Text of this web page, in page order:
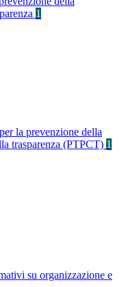
1
la prevenzione della
trasparenza (PTPCT) 1
su organizzazione e